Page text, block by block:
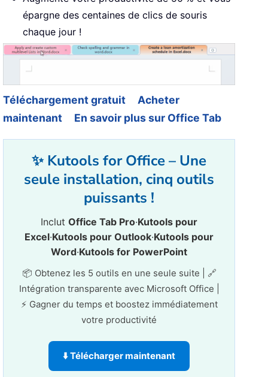
épargne des centaines de clics de souris
chaque jour !
Téléchargement gratuit
Acheter
maintenant
En savoir plus sur Office Tab
✨ Kutools for Office – Une
seule installation, cinq outils
puissants !
Inclut Office Tab Pro·Kutools pour
Excel·Kutools pour Outlook·Kutools pour
Word·Kutools for PowerPoint
📦 Obtenez les 5 outils en une seule suite | 🔗
Intégration transparente avec Microsoft Office |
⚡ Gagner du temps et boostez immédiatement
votre productivité
⬇️ Télécharger maintenant